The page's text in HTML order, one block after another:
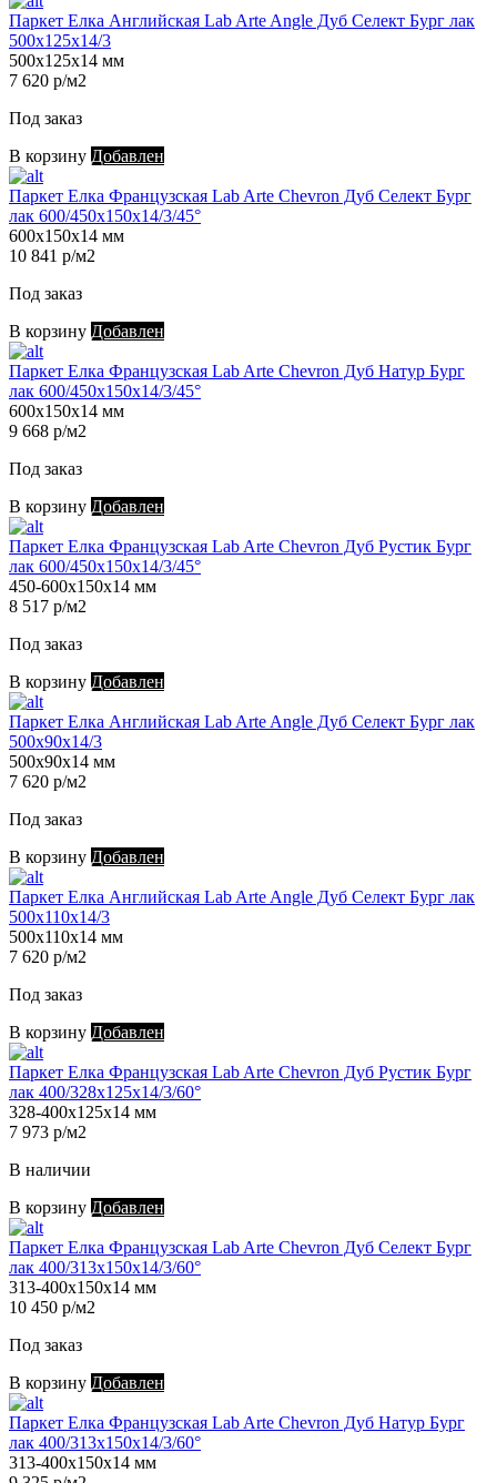
Паркет Елка Английская Lab Arte Angle Дуб Селект Бург лак
500х125х14/3
500х125х14 мм
7 620 р/м2
Под заказ
В корзину Добавлен
Паркет Елка Французская Lab Arte Chevron Дуб Селект Бург
лак 600/450х150х14/3/45°
600х150х14 мм
10 841 р/м2
Под заказ
В корзину Добавлен
Паркет Елка Французская Lab Arte Chevron Дуб Натур Бург
лак 600/450х150х14/3/45°
600х150х14 мм
9 668 р/м2
Под заказ
В корзину Добавлен
Паркет Елка Французская Lab Arte Chevron Дуб Рустик Бург
лак 600/450х150х14/3/45°
450-600х150х14 мм
8 517 р/м2
Под заказ
В корзину Добавлен
Паркет Елка Английская Lab Arte Angle Дуб Селект Бург лак
500х90х14/3
500х90х14 мм
7 620 р/м2
Под заказ
В корзину Добавлен
Паркет Елка Английская Lab Arte Angle Дуб Селект Бург лак
500х110х14/3
500х110х14 мм
7 620 р/м2
Под заказ
В корзину Добавлен
Паркет Елка Французская Lab Arte Chevron Дуб Рустик Бург
лак 400/328х125х14/3/60°
328-400х125х14 мм
7 973 р/м2
В наличии
В корзину Добавлен
Паркет Елка Французская Lab Arte Chevron Дуб Селект Бург
лак 400/313х150х14/3/60°
313-400х150х14 мм
10 450 р/м2
Под заказ
В корзину Добавлен
Паркет Елка Французская Lab Arte Chevron Дуб Натур Бург
лак 400/313х150х14/3/60°
313-400х150х14 мм